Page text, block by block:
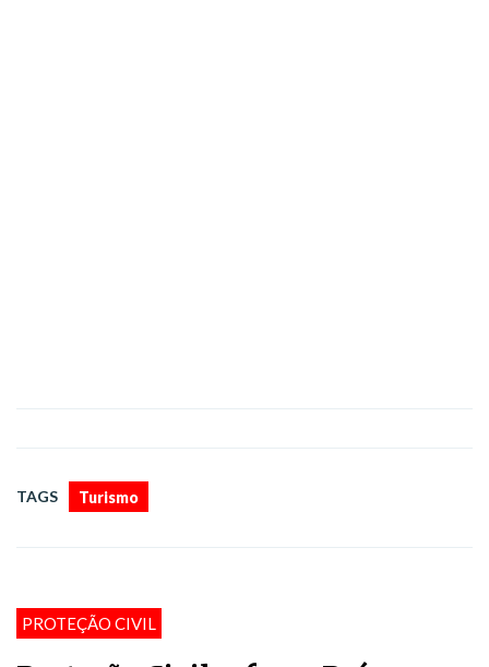
TAGS Turismo
PROTEÇÃO CIVIL